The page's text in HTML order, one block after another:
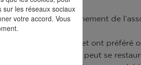
les réseaux sociaux
votre accord. Vous
eux, le nouvel événement de
voulu se reposer et ont préféré
locaux, auquel on peut se